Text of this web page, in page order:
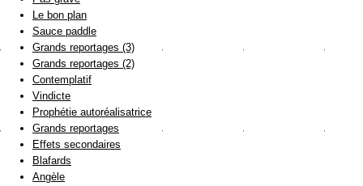
Le bon plan
Sauce paddle
Grands reportages (3)
Grands reportages (2)
Contemplatif
Vindicte
Prophétie autoréalisatrice
Grands reportages
Effets secondaires
Blafards
Angèle